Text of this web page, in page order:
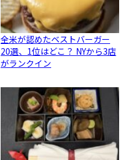
全米が認めたベストバーガー
20選、1位はどこ？ NYから3店
がランクイン